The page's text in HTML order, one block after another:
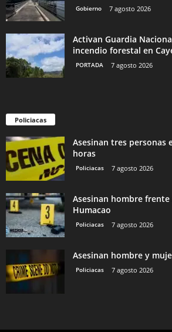
Gobierno 7 agosto 2026
Activan Guardia
incendio forestal en
PORTADA 7 agosto 2026
Policiacas
Asesinan tres personas
horas
Policiacas 7 agosto 2026
Asesinan hombre frente
Humacao
Policiacas 7 agosto 2026
Asesinan hombre y
Policiacas 7 agosto 2026